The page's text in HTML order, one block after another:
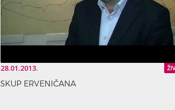
28.01.2013.
SKUP ERVENIČANA